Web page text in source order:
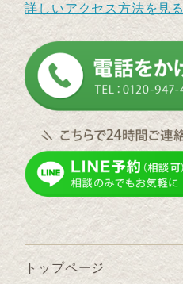
詳しいアクセス方法を見る
トップページ